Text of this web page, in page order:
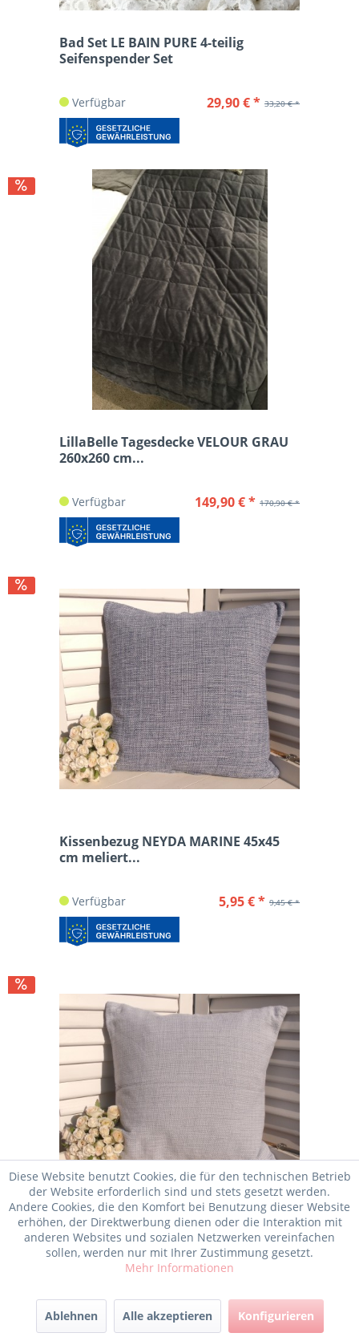
Bad Set LE BAIN PURE 4-teilig
Seifenspender Set
Verfügbar 33,20 € *
29,90 € *
LillaBelle Tagesdecke VELOUR GRAU
260x260 cm...
Verfügbar 170,90 € *
149,90 € *
Kissenbezug NEYDA MARINE 45x45
cm meliert...
Verfügbar 9,45 € *
5,95 € *
Kissenbezug NEYDA HELLBLAU 45x45
cm meliert...
Verfügbar 9,45 € *
5,95 € *
Diese Website benutzt Cookies, die für den technischen Betrieb
der Website erforderlich sind und stets gesetzt werden.
Andere Cookies, die den Komfort bei Benutzung dieser Website
erhöhen, der Direktwerbung dienen oder die Interaktion mit
anderen Websites und sozialen Netzwerken vereinfachen
sollen, werden nur mit Ihrer Zustimmung gesetzt.
Mehr Informationen
Ablehnen Alle akzeptieren Konfigurieren